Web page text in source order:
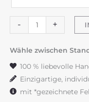
-
Hochzeitskerze
"Flowerloop"
Wild
+
Wähle zwischen
100 % liebevolle
Einzigartige,
mit *gezeichnete